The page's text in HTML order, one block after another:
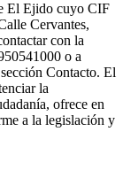
El Ejido cuyo CIF
Cervantes,
con la
o a
Contacto. El
la
ofrece en
a la legislación y